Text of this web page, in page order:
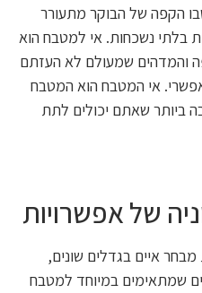
הקפה של הבוקר מתעורר
בלתי נשכחות. אי למטבח הוא
והמדהים שמעולם לא העזתם
אי המטבח הוא המטבח
ביותר שאתם יכולים לתת
של אפשרויות
איים בגדלים שונים,
שמתאימים במיוחד למטבח